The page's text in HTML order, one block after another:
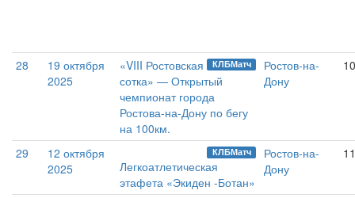
28
19 октября
2025
КЛБМатч
«VIII Ростовская
сотка» — Открытый
чемпионат города
Ростова-на-Дону по бегу
на 100км.
Ростов-на-
Дону
29
12 октября
2025
КЛБМатч
Легкоатлетическая
этафета «Экиден -Ботан»
Ростов-на-
Дону